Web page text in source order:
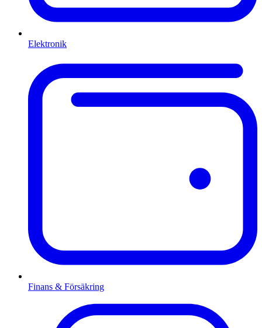
Elektronik
Finans & Försäkring